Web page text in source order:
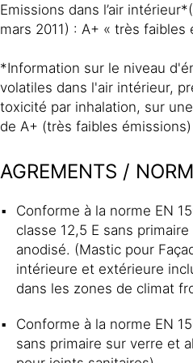
Emissions dans l’air
mars 2011) : A+ « très faibles
*Information sur le niveau
volatiles dans l'air intérieur,
toxicité par inhalation, sur
de A+ (très faibles
AGREMENTS /
Conforme à la norme EN
classe 12,5 E sans
anodisé. (Mastic pour
intérieure et extérieure
dans les zones de climat
Conforme à la norme EN
sans primaire sur verre et